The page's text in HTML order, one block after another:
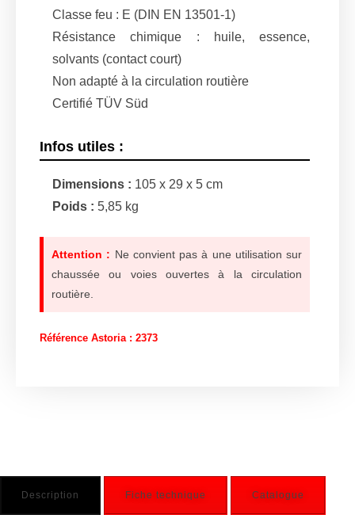
Classe feu : E (DIN EN 13501-1)
Résistance chimique : huile, essence,
solvants (contact court)
Non adapté à la circulation routière
Certifié TÜV Süd
Infos utiles :
Dimensions : 105 x 29 x 5 cm
Poids : 5,85 kg
Attention : Ne convient pas à une utilisation sur
chaussée ou voies ouvertes à la circulation
routière.
Référence Astoria : 2373
Description Fiche technique Catalogue